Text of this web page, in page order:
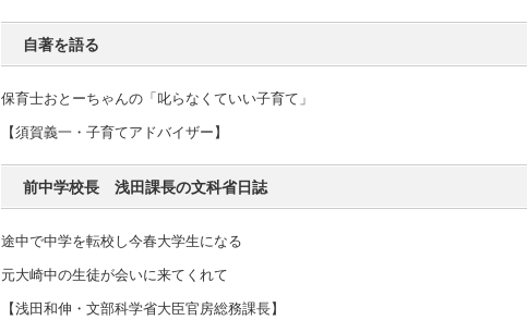
自著を語る
保育士おとーちゃんの「叱らなくていい子育て」
【須賀義一・子育てアドバイザー】
前中学校長 浅田課長の文科省日誌
途中で中学を転校し今春大学生になる
元大崎中の生徒が会いに来てくれて
【浅田和伸・文部科学省大臣官房総務課長】